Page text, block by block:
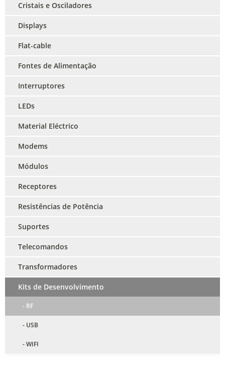
Cristais e Osciladores
Displays
Flat-cable
Fontes de Alimentação
Interruptores
LEDs
Material Eléctrico
Modems
Módulos
Receptores
Resistências de Potência
Suportes
Telecomandos
Transformadores
Kits de Desenvolvimento
- RF
- USB
- WIFI